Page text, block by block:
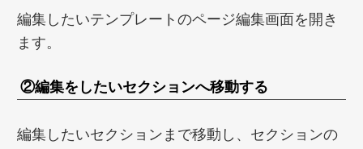
編集したいテンプレートのページ編集画面を開き
ます。
②編集をしたいセクションへ移動する
編集したいセクションまで移動し、セクションの